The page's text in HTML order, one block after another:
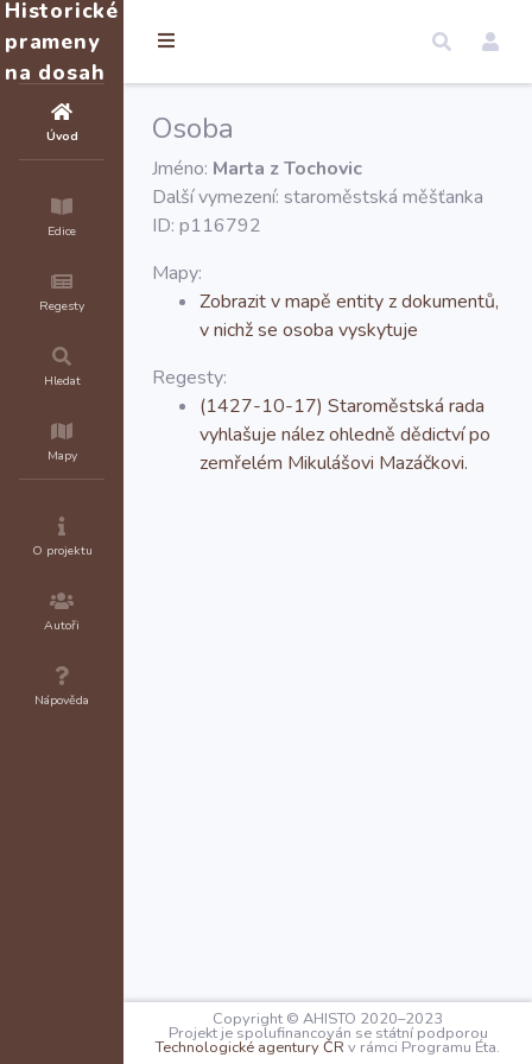
Historické
prameny
na dosah
Úvod
Edice
Regesty
Hledat
Mapy
O projektu
Autoři
Nápověda
Osoba
Jméno: Marta z Tochovic
Další vymezení: staroměstská měšťanka
ID: p116792
Mapy:
Zobrazit v mapě entity z dokumentů,
v nichž se osoba vyskytuje
Regesty:
(1427-10-17) Staroměstská rada
vyhlašuje nález ohledně dědictví po
zemřelém Mikulášovi Mazáčkovi.
Copyright © AHISTO 2020–2023
Projekt je spolufinancován se státní podporou
Technologické agentury ČR v rámci Programu Éta.